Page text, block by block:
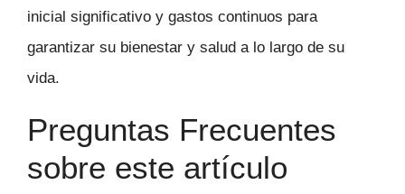
inicial significativo y gastos continuos para
garantizar su bienestar y salud a lo largo de su
vida.
Preguntas Frecuentes
sobre este artículo